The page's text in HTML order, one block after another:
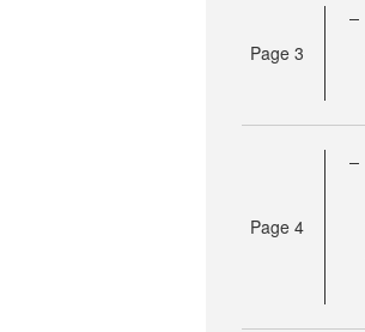
Page 3
Page 4